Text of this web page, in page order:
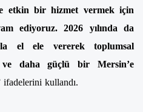
etkin bir hizmet vermek için
ediyoruz. 2026 yılında da
el ele vererek toplumsal
ve daha güçlü bir Mersin’e
ifadelerini kullandı.